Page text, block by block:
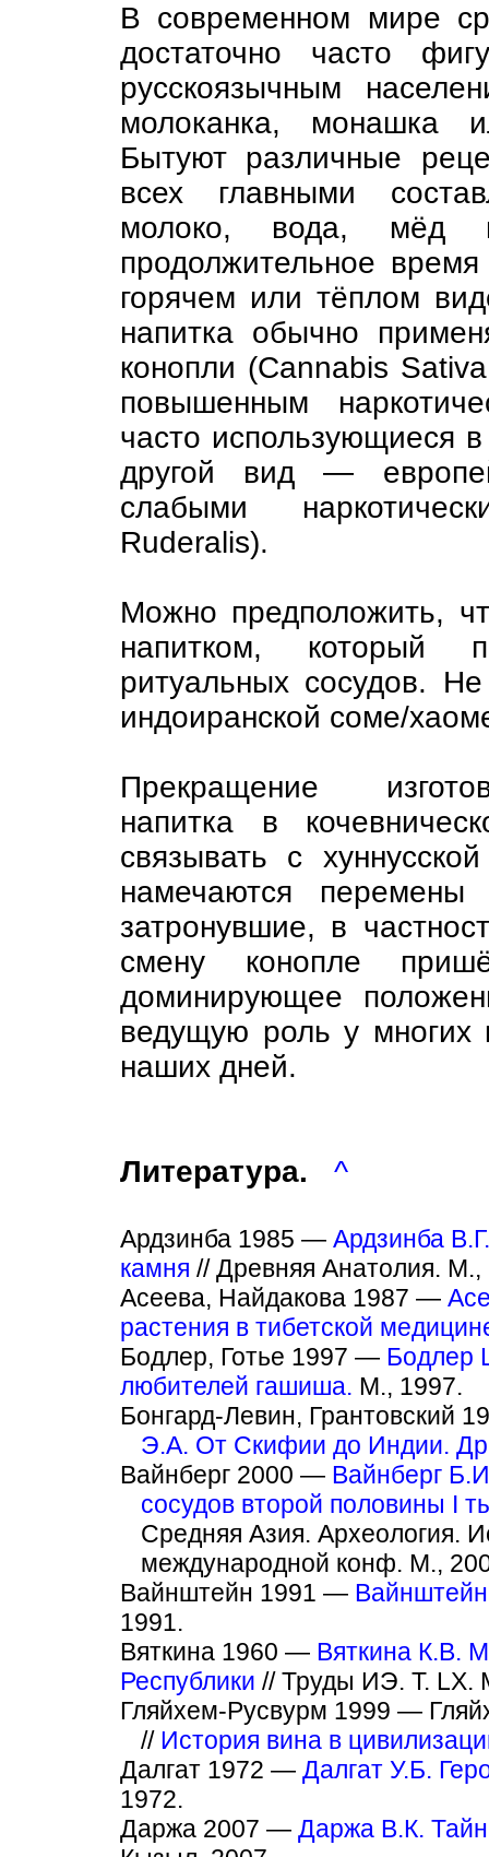
В современном мире
достаточно часто
русскоязычным
молоканка, монашка
Бытуют различные
всех главными
молоко, вода, мёд
продолжительное
горячем или тёплом
напитка обычно
конопли (Cannabis
повышенным
часто использующиеся
другой вид —
слабыми
Ruderalis).
Можно предположить,
напитком, который
ритуальных сосудов.
индоиранской соме/
Прекращение
напитка в
связывать с
намечаются
затронувшие, в
смену конопле
доминирующее
ведущую роль у многих
наших дней.
Литература. ^
Ардзинба 1985 — Ардзинба
камня // Древняя Анатолия.
Асеева, Найдакова 1987 —
растения в тибетской
Бодлер, Готье 1997 — Бодлер
любителей гашиша. М., 1997.
Бонгард-Левин, Грантовский
Э.А. От Скифии до Индии.
Вайнберг 2000 — Вайнберг
сосудов второй половины I
Средняя Азия. Археология.
международной конф. М.,
Вайнштейн 1991 —
1991.
Вяткина 1960 — Вяткина К.В.
Республики // Труды ИЭ. Т. LX.
Гляйхем-Русвурм 1999 —
// История вина в
Далгат 1972 — Далгат У.Б.
1972.
Даржа 2007 — Даржа В.К.